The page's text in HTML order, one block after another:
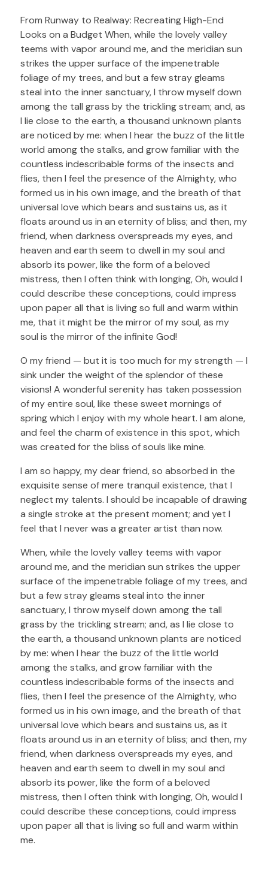
From Runway to Realway: Recreating High-End
Looks on a Budget When, while the lovely valley
teems with vapor around me, and the meridian sun
strikes the upper surface of the impenetrable
foliage of my trees, and but a few stray gleams
steal into the inner sanctuary, I throw myself down
among the tall grass by the trickling stream; and, as
I lie close to the earth, a thousand unknown plants
are noticed by me: when I hear the buzz of the little
world among the stalks, and grow familiar with the
countless indescribable forms of the insects and
flies, then I feel the presence of the Almighty, who
formed us in his own image, and the breath of that
universal love which bears and sustains us, as it
floats around us in an eternity of bliss; and then, my
friend, when darkness overspreads my eyes, and
heaven and earth seem to dwell in my soul and
absorb its power, like the form of a beloved
mistress, then I often think with longing, Oh, would I
could describe these conceptions, could impress
upon paper all that is living so full and warm within
me, that it might be the mirror of my soul, as my
soul is the mirror of the infinite God!
O my friend — but it is too much for my strength — I
sink under the weight of the splendor of these
visions! A wonderful serenity has taken possession
of my entire soul, like these sweet mornings of
spring which I enjoy with my whole heart. I am alone,
and feel the charm of existence in this spot, which
was created for the bliss of souls like mine.
I am so happy, my dear friend, so absorbed in the
exquisite sense of mere tranquil existence, that I
neglect my talents. I should be incapable of drawing
a single stroke at the present moment; and yet I
feel that I never was a greater artist than now.
When, while the lovely valley teems with vapor
around me, and the meridian sun strikes the upper
surface of the impenetrable foliage of my trees, and
but a few stray gleams steal into the inner
sanctuary, I throw myself down among the tall
grass by the trickling stream; and, as I lie close to
the earth, a thousand unknown plants are noticed
by me: when I hear the buzz of the little world
among the stalks, and grow familiar with the
countless indescribable forms of the insects and
flies, then I feel the presence of the Almighty, who
formed us in his own image, and the breath of that
universal love which bears and sustains us, as it
floats around us in an eternity of bliss; and then, my
friend, when darkness overspreads my eyes, and
heaven and earth seem to dwell in my soul and
absorb its power, like the form of a beloved
mistress, then I often think with longing, Oh, would I
could describe these conceptions, could impress
upon paper all that is living so full and warm within
me.